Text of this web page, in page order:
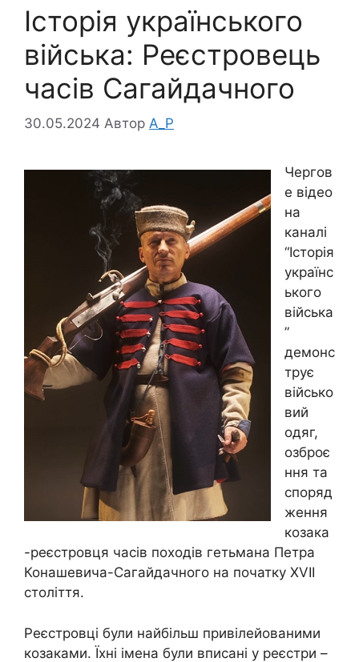
Історія українського
війська: Реєстровець
часів Сагайдачного
30.05.2024 Автор A_P
Чергов
е відео
на
каналі
“Історія
українс
ького
війська
”
демонс
трує
військо
вий
одяг,
озброє
ння та
споряд
ження
козака
-реєстровця часів походів гетьмана Петра
Конашевича-Сагайдачного на початку XVII
століття.
Реєстровці були найбільш привілейованими
козаками. Їхні імена були вписані у реєстри –